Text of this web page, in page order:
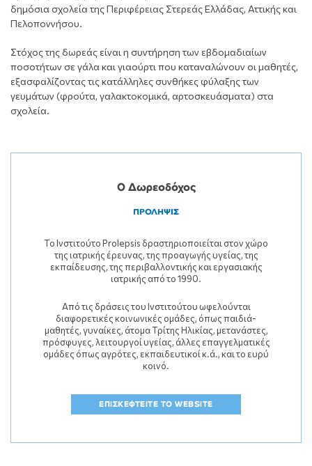
δημόσια σχολεία της Περιφέρειας Στερεάς Ελλάδας, Αττικής και
Πελοποννήσου.
Στόχος της δωρεάς είναι η συντήρηση των εβδομαδιαίων
ποσοτήτων σε γάλα και γιαούρτι που καταναλώνουν οι μαθητές,
εξασφαλίζοντας τις κατάλληλες συνθήκες φύλαξης των
γευμάτων (φρούτα, γαλακτοκομικά, αρτοσκευάσματα) στα
σχολεία.
Ο Δωρεοδόχος
ΠΡΟΛΗΨΙΣ
Το Ινστιτούτο Prolepsis δραστηριοποιείται στον χώρο
της ιατρικής έρευνας, της προαγωγής υγείας, της
εκπαίδευσης, της περιβαλλοντικής και εργασιακής
ιατρικής από το 1990.
Από τις δράσεις του Ινστιτούτου ωφελούνται
διαφορετικές κοινωνικές ομάδες, όπως παιδιά-
μαθητές, γυναίκες, άτομα Τρίτης Ηλικίας, μετανάστες,
πρόσφυγες, λειτουργοί υγείας, άλλες επαγγελματικές
ομάδες όπως αγρότες, εκπαιδευτικοί κ.ά., και το ευρύ
κοινό.
ΕΠΙΣΚΕΦΤΕΙΤΕ ΤΟ WEBSITE